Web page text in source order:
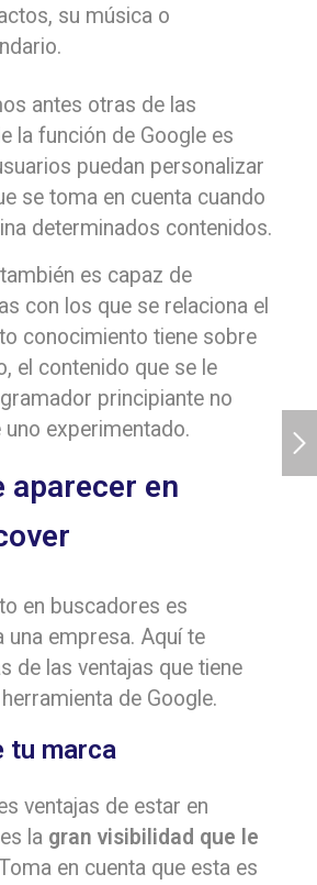
su música o
antes otras de las
la función de Google es
puedan personalizar
se toma en cuenta cuando
determinados contenidos.
es capaz de
con los que se relaciona el
conocimiento tiene sobre
el contenido que se le
principiante no
experimentado.
aparecer en
en buscadores es
una empresa. Aquí te
de las ventajas que tiene
de Google.
tu marca
ventajas de estar en
la gran visibilidad que le
en cuenta que esta es